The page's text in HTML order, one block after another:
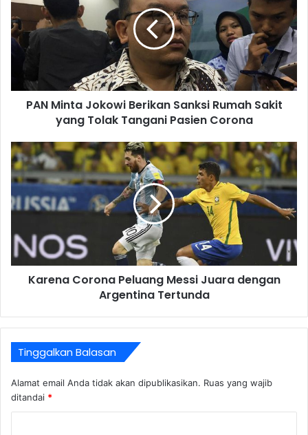
PAN Minta Jokowi Berikan Sanksi Rumah Sakit
yang Tolak Tangani Pasien Corona
Karena Corona Peluang Messi Juara dengan
Argentina Tertunda
Tinggalkan Balasan
Alamat email Anda tidak akan dipublikasikan. Ruas yang wajib
ditandai *